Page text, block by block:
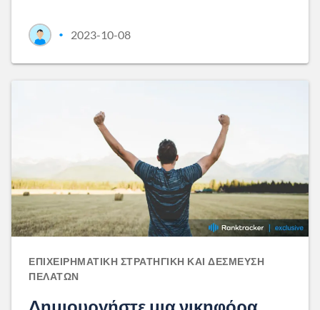
• 2023-10-08
ΕΠΙΧΕΙΡΗΜΑΤΙΚΉ ΣΤΡΑΤΗΓΙΚΉ ΚΑΙ ΔΈΣΜΕΥΣΗ
ΠΕΛΑΤΏΝ